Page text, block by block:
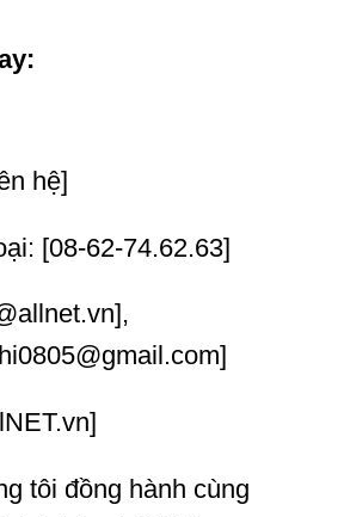
hệ]
[08-62-74.62.63]
tôi đồng hành cùng